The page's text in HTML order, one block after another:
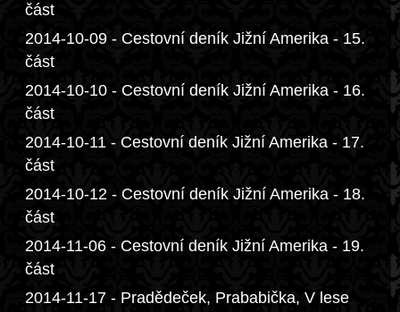
část
2014-10-09 - Cestovní deník Jižní Amerika - 15.
část
2014-10-10 - Cestovní deník Jižní Amerika - 16.
část
2014-10-11 - Cestovní deník Jižní Amerika - 17.
část
2014-10-12 - Cestovní deník Jižní Amerika - 18.
část
2014-11-06 - Cestovní deník Jižní Amerika - 19.
část
2014-11-17 - Pradědeček, Prababička, V lese